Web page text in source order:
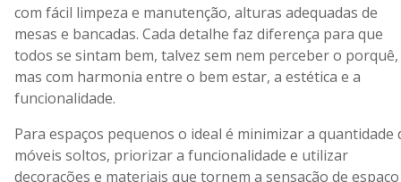
com fácil limpeza e manutenção, alturas adequadas de
mesas e bancadas. Cada detalhe faz diferença para que
todos se sintam bem, talvez sem nem perceber o porquê,
mas com harmonia entre o bem estar, a estética e a
funcionalidade.
Para espaços pequenos o ideal é minimizar a quantidade
móveis soltos, priorizar a funcionalidade e utilizar
decorações e materiais que tornem a sensação de espaço